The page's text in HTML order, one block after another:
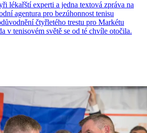
lékařští experti a jedna textová zpráva na
agentura pro bezúhonnost tenisu
čtyřletého trestu pro Markétu
v tenisovém světě se od té chvíle otočila.